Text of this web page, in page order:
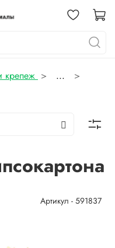
крепеж
...
Артикул - 591837